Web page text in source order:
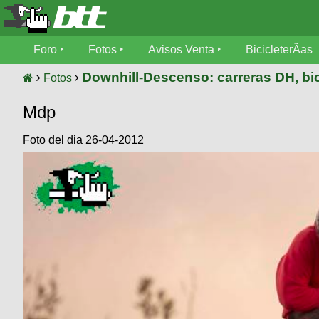
Foro
MecÃ¡nica
Fotos
tu foto
Galeria
XC
Descenso
Dirt
Avisos
SUBÃ
aviso
Ultimos
Fotos
BicicleterÃ­
Bicicletas
Tandem
Cicloturismo
Foro Fotos Avisos Venta BicicleterÃ­as
Fotos Downhill-Descenso: carreras DH,
Mdp
Foto del dia 26-04-2012